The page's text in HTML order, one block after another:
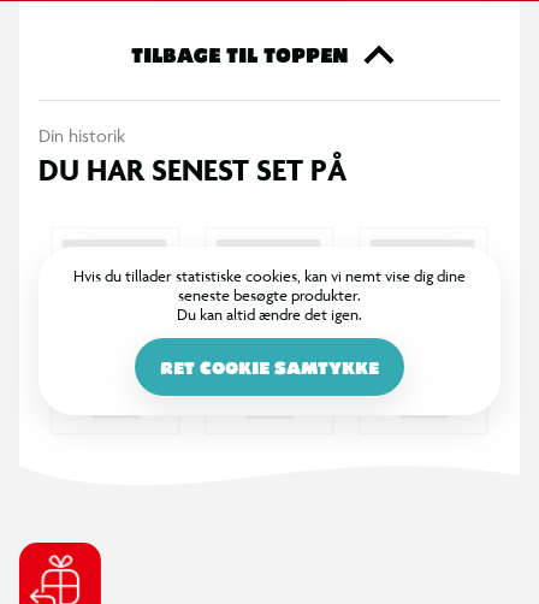
har et praktisk ringbind indeni og fint linjerede sider samt et
TILBAGE TIL TOPPEN
Din historik
DU HAR SENEST SET PÅ
Hvis du tillader statistiske cookies, kan vi nemt vise dig dine
seneste besøgte produkter.
Du kan altid ændre det igen.
RET COOKIE SAMTYKKE